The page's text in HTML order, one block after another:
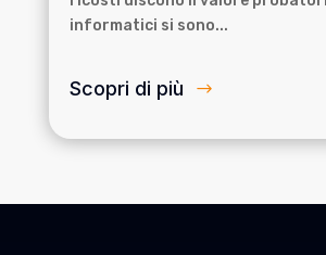
informatici si sono...
Scopri di più